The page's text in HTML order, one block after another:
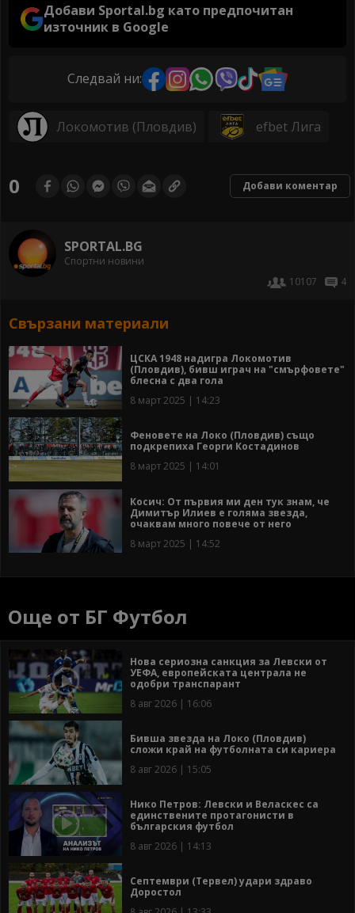
Добави Sportal.bg като предпочитан
източник в Google
Следвай ни:
Локомотив (Пловдив) efbet Лига
0 Добави коментар
SPORTAL.BG
Спортни новини
10107
4
Свързани материали
ЦСКА 1948 надигра Локомотив
(Пловдив), бивш играч на "смърфовете"
блесна с два гола
8 март 2025 | 14:23
Феновете на Локо (Пловдив) също
подкрепиха Георги Костадинов
8 март 2025 | 14:01
Косич: От първия ми ден тук знам, че
Димитър Илиев е голяма звезда,
очаквам много повече от него
8 март 2025 | 14:52
Още от БГ Футбол
Нова сериозна санкция за Левски от
УЕФА, европейската централа не
одобри транспарант
8 авг 2026 | 16:06
Бивша звезда на Локо (Пловдив)
сложи край на футболната си кариера
8 авг 2026 | 15:05
Нико Петров: Левски и Веласкес са
единствените протагонисти в
българския футбол
8 авг 2026 | 14:13
Септември (Тервел) удари здраво
Доростол